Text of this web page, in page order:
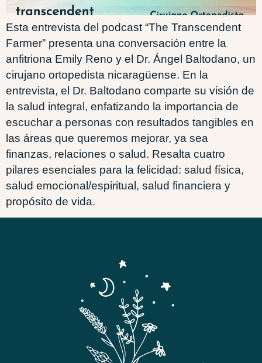
Esta entrevista del podcast “The Transcendent
Farmer” presenta una conversación entre la
anfitriona Emily Reno y el Dr. Ángel Baltodano, un
cirujano ortopedista nicaragüense. En la
entrevista, el Dr. Baltodano comparte su visión de
la salud integral, enfatizando la importancia de
escuchar a personas con resultados tangibles en
las áreas que queremos mejorar, ya sea
finanzas, relaciones o salud. Resalta cuatro
pilares esenciales para la felicidad: salud física,
salud emocional/espiritual, salud financiera y
propósito de vida.